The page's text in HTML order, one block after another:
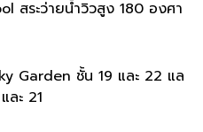
สระว่ายน้ำวิวสูง 180 องศา
Garden ชั้น 19 และ 22 แล
ละ 21